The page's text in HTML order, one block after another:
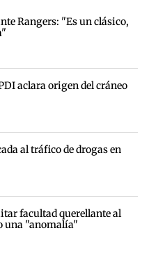
Rangers: "Es un clásico,
aclara origen del cráneo
al tráfico de drogas en
facultad querellante al
una "anomalía"